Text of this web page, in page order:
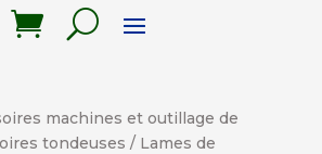
machines et outillage de
tondeuses / Lames de